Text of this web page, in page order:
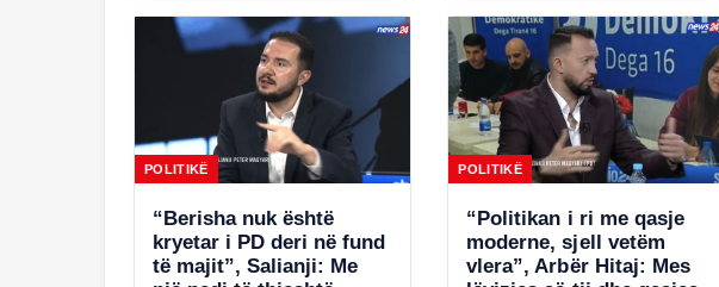
më kriminal në Shqipëri
POLITIKË
“Berisha nuk është
kryetar i PD deri në fund
të majit”, Salianji: Me
POLITIKË
“Politikan i ri me qasje
moderne, sjell vetëm
vlera”, Arbër Hitaj: Mes